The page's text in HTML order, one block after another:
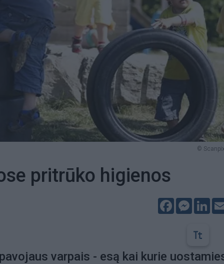
©
pritrūko higienos
Facebook
varpais - esą kai kurie